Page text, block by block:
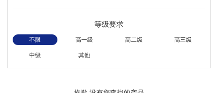
等级要求
不限 高一级 高二级 高三级
中级 其他